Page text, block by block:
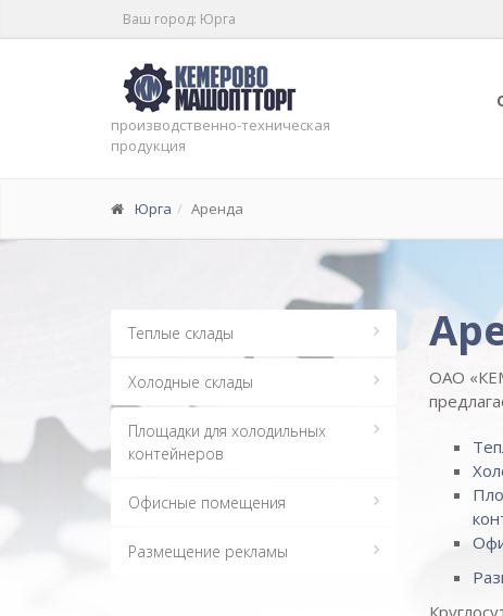
Ваш город: Юрга
производственно-техническая
продукция
Юрга Аренда
Теплые склады
Холодные склады
Площадки для холодильных
контейнеров
Офисные помещения
Размещение рекламы
ОАО